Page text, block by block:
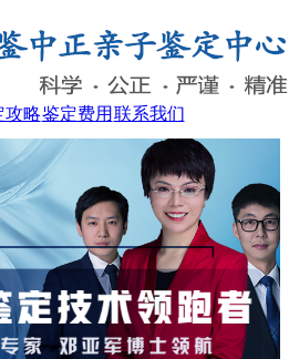
攻略鉴定费用 联系我们